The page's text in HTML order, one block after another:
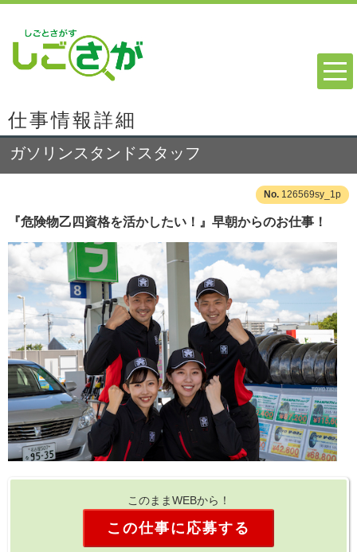
仕事情報詳細
ガソリンスタンドスタッフ
126569sy_1p
『危険物乙四資格を活かしたい！』早朝からのお仕事！
このままWEBから！
この仕事に応募する